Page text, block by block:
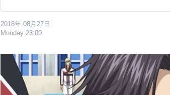
2018年 08月27日
Monday 23:00